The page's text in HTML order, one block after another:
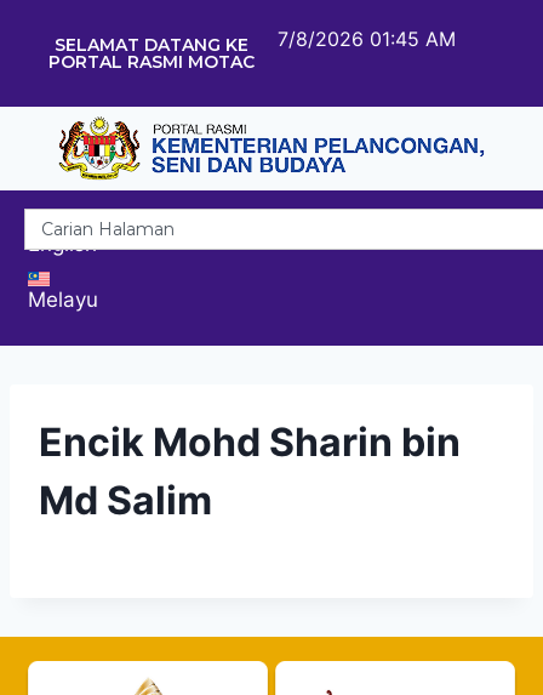
SELAMAT DATANG KE
PORTAL RASMI MOTAC
7/8/2026 01:45 AM
English
Melayu
Encik Mohd Sharin bin
Md Salim